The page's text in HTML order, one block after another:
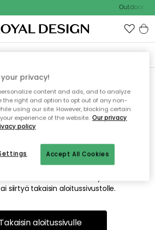
Outdoor
löydä
sivua
että sivua ei enää ole tai siitä, että se
Pahoittelemme tästä mahdollisesti
siirtyä takaisin aloitussivustolle.
Takaisin aloitussivulle
privacy!
content and ads, and to analyze
the right and option to opt out of any non-
using our site. However, blocking certain
experience of the website. Our privacy
policy
Accept All Cookies